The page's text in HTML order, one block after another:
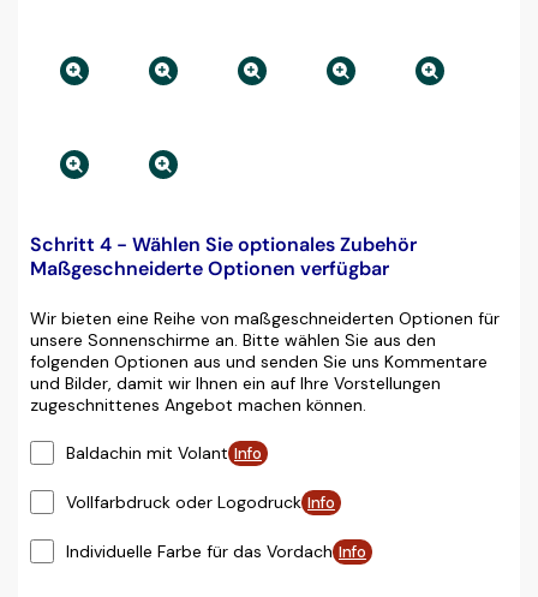
Schritt 4 - Wählen Sie optionales Zubehör
Maßgeschneiderte Optionen verfügbar
Wir bieten eine Reihe von maßgeschneiderten Optionen für
unsere Sonnenschirme an. Bitte wählen Sie aus den
folgenden Optionen aus und senden Sie uns Kommentare
und Bilder, damit wir Ihnen ein auf Ihre Vorstellungen
zugeschnittenes Angebot machen können.
Baldachin mit Volant Info
Vollfarbdruck oder Logodruck Info
Individuelle Farbe für das Vordach Info